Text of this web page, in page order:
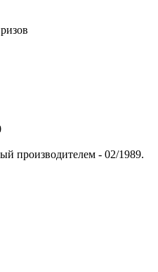
производителем - 02/1989.